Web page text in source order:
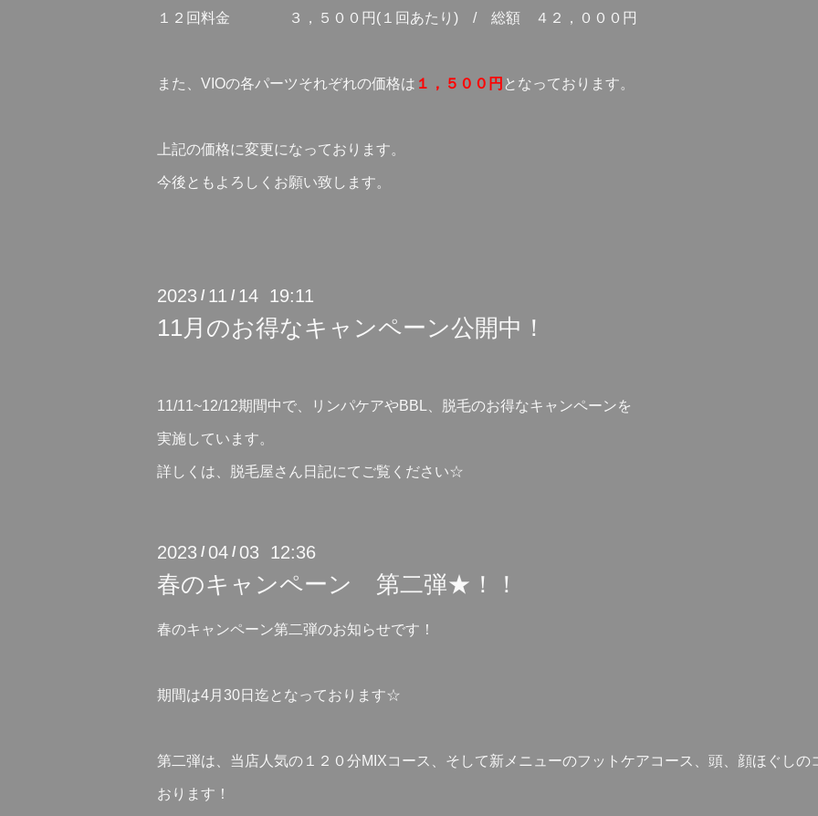
１２回料金 ３，５００円(１回あたり) / 総額 ４２，０００円
また、VIOの各パーツそれぞれの価格は １，５００円 となっております。
上記の価格に変更になっております。
今後ともよろしくお願い致します。
2023 / 11 / 14 19:11
11月のお得なキャンペーン公開中！
11/11~12/12期間中で、リンパケアやBBL、脱毛のお得なキャンペーンを
実施しています。
詳しくは、脱毛屋さん日記にてご覧ください☆
2023 / 04 / 03 12:36
春のキャンペーン 第二弾★！！
春のキャンペーン第二弾のお知らせです！
期間は4月30日迄となっております☆
第二弾は、当店人気の１２０分MIXコース、そして新メニューのフットケアコース、頭、顔ほぐしの
おります！